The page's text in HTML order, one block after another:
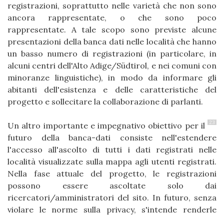
registrazioni, soprattutto nelle varietà che non sono
ancora rappresentate, o che sono poco
rappresentate. A tale scopo sono previste alcune
presentazioni della banca dati nelle località che hanno
un basso numero di registrazioni (in particolare, in
alcuni centri dell'Alto Adige/Südtirol, e nei comuni con
minoranze linguistiche), in modo da informare gli
abitanti dell'esistenza e delle caratteristiche del
progetto e sollecitare la collaborazione di parlanti.
23
Un altro importante e impegnativo obiettivo per il
futuro della banca-dati consiste nell'estendere
l'accesso all'ascolto di tutti i dati registrati nelle
località visualizzate sulla mappa agli utenti registrati.
Nella fase attuale del progetto, le registrazioni
possono essere ascoltate solo dai
ricercatori/amministratori del sito. In futuro, senza
violare le norme sulla privacy, s'intende renderle